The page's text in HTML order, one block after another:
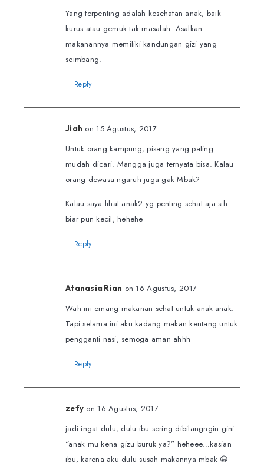
Yang terpenting adalah kesehatan anak, baik
kurus atau gemuk tak masalah. Asalkan
makanannya memiliki kandungan gizi yang
seimbang.
Reply
Jiah on 15 Agustus, 2017
Untuk orang kampung, pisang yang paling
mudah dicari. Mangga juga ternyata bisa. Kalau
orang dewasa ngaruh juga gak Mbak?
Kalau saya lihat anak2 yg penting sehat aja sih
biar pun kecil, hehehe
Reply
Atanasia Rian on 16 Agustus, 2017
Wah ini emang makanan sehat untuk anak-anak.
Tapi selama ini aku kadang makan kentang untuk
pengganti nasi, semoga aman ahhh
Reply
zefy on 16 Agustus, 2017
jadi ingat dulu, dulu ibu sering dibilangngin gini:
“anak mu kena gizu buruk ya?” heheee…kasian
ibu, karena aku dulu susah makannya mbak 😀